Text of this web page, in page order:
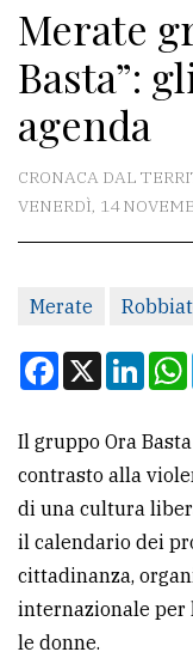
Associazioni
Meteo
CONTATTI
Scrivici
Per
la
pubblicità
CERCA
Cerca
per
Merate
Basta”:
agenda
CRONACA DAL
VENERDÌ, 14
Merate
Facebook
X
Il gruppo Ora
contrasto alla
di una cultura
il calendario dei
cittadinanza,
internazionale per
le donne.